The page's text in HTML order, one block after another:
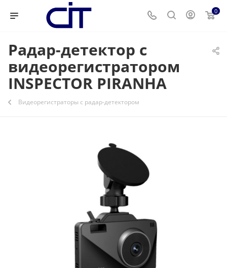
0
Радар-детектор с
видеорегистратором
INSPECTOR PIRANHA
Видеорегистраторы с радар-детектором